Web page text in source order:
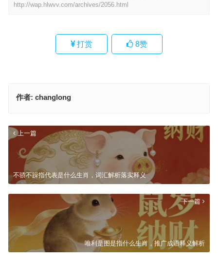
http://wap.hlwvv.com/archives/2056.html
打赏 8赞
作者: changlong
上一篇
不骄不躁指代表是什么生肖，词汇解析落实释义
下一篇
唯利是图是指什么生肖，推广成语释义解析